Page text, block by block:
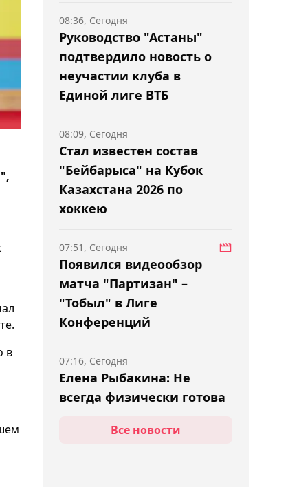
в
Руководство "Астаны"
подтвердило новость о
неучастии клуба в
Единой лиге ВТБ
08:36, Сегодня
Стал известен состав
"Бейбарыса" на Кубок
Казахстана 2026 по
хоккею
08:09, Сегодня
Появился видеообзор
матча "Партизан" –
"Тобыл" в Лиге
Конференций
07:51, Сегодня
Елена Рыбакина: Не
всегда физически готова
07:16, Сегодня
Все новости